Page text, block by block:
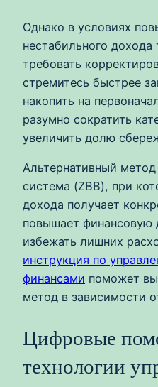
Однако в условиях
нестабильного
требовать
стремитесь быстрее
накопить на
разумно сократить
увеличить долю
Альтернативный
система (ZBB), при
дохода получает
повышает финансовую
избежать лишних
инструкция по
финансами поможет
метод в зависимости
Цифровые
технологии